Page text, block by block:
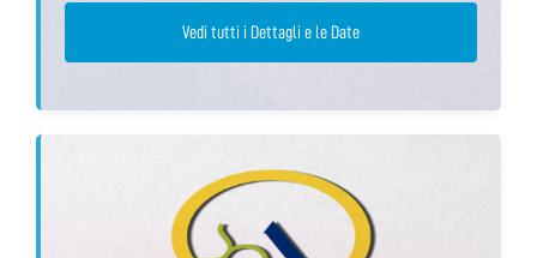
Vedi tutti i Dettagli e le Date